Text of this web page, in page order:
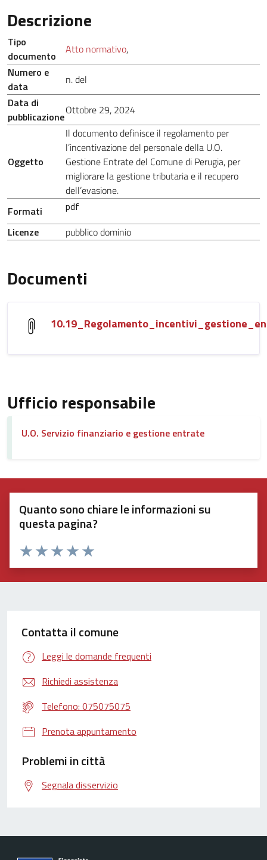
Descrizione
Tipo
documento
Atto normativo,
Numero e
data
n. del
Data di
pubblicazioneOttobre 29, 2024
Oggetto
Il documento definisce il regolamento per
l’incentivazione del personale della U.O.
Gestione Entrate del Comune di Perugia, per
migliorare la gestione tributaria e il recupero
dell’evasione.
Formati
pdf
Licenze
pubblico dominio
Documenti
Ufficio responsabile
U.O. Servizio finanziario e gestione entrate
Quanto sono chiare le informazioni su
questa pagina?
Valuta 5 stelle su 5
Valuta 4 stelle su 5
Valuta 3 stelle su 5
Valuta 2 stelle su 5
Valuta 1 stelle su 5
Contatta il comune
Leggi le domande frequenti
Richiedi assistenza
Telefono: 075075075
Prenota appuntamento
Problemi in città
Segnala disservizio